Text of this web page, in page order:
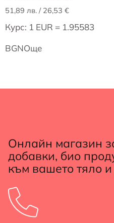
51,89 лв. / 26,53 €
Курс: 1 EUR = 1.95583
BGNОще
Онлайн магазин
добавки, био
към вашето тяло